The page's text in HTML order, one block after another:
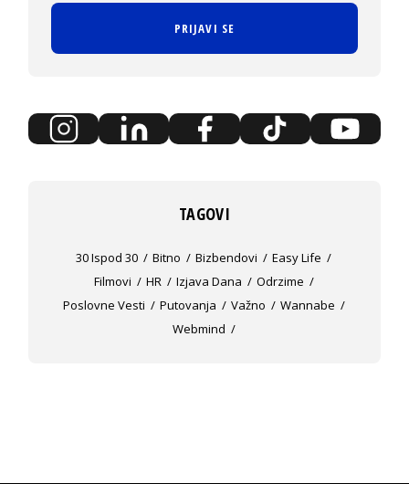
PRIJAVI SE
TAGOVI
30 Ispod 30 Bitno Bizbendovi
Easy Life
Filmovi
HR Izjava Dana
Odrzime
Poslovne Vesti
Putovanja Važno
Wannabe
Webmind